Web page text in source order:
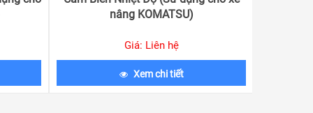
nâng KOMATSU)
Giá: Liên hệ
Xem chi tiết